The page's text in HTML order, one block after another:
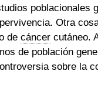
poblacionales
Otra
de cáncercutáneo.
de población
sobre la